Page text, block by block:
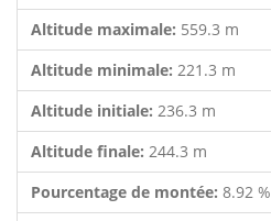
Altitude maximale: 559.3 m
Altitude minimale: 221.3 m
Altitude initiale: 236.3 m
Altitude finale: 244.3 m
Pourcentage de montée: 8.92 %